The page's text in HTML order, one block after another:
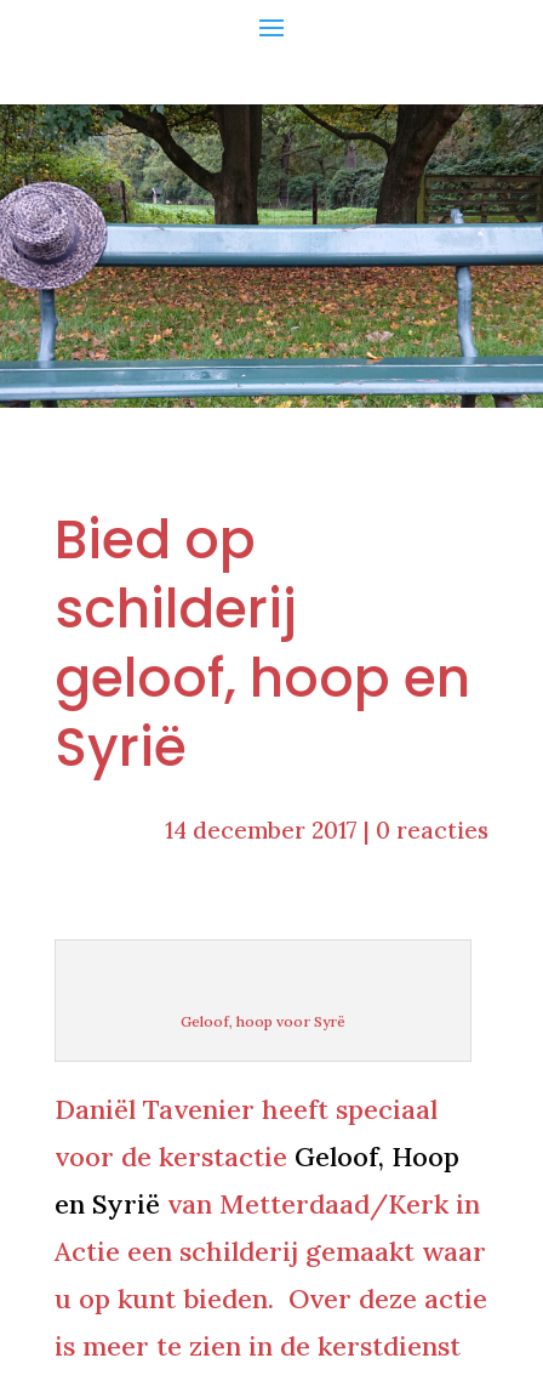
Bied op
schilderij
geloof, hoop en
Syrië
14 december 2017 | 0 reacties
Geloof, hoop voor Syrë
Daniël Tavenier heeft speciaal
voor de kerstactie Geloof, Hoop
en Syrië van Metterdaad/Kerk in
Actie een schilderij gemaakt waar
u op kunt bieden. Over deze actie
is meer te zien in de kerstdienst